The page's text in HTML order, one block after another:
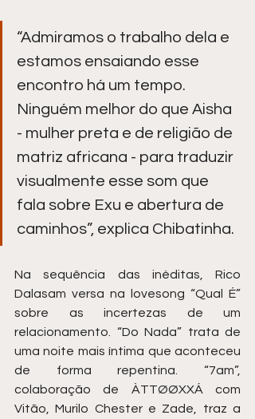
“Admiramos o trabalho dela e
estamos ensaiando esse
encontro há um tempo.
Ninguém melhor do que Aisha
- mulher preta e de religião de
matriz africana - para traduzir
visualmente esse som que
fala sobre Exu e abertura de
caminhos”, explica Chibatinha.
Na sequência das inéditas, Rico
Dalasam versa na lovesong “Qual É”
sobre as incertezas de um
relacionamento. “Do Nada” trata de
uma noite mais íntima que aconteceu
de forma repentina. “7am”,
colaboração de ÀTTØØXXÁ com
Vitão, Murilo Chester e Zade, traz a